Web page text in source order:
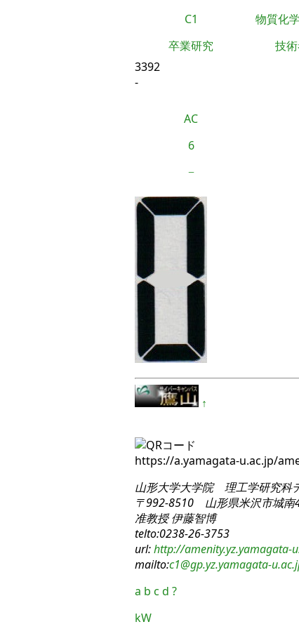
C1 物質化
卒業研究
技
3392
-
AC
6
−
↑
https://a.yamagata-u.ac.jp/
山形大学大学院 理工学研究科
〒992-8510 山形県米沢市城南
准教授 伊藤智博
telto:0238-26-3753
url:http://amenity.yz.yamagata-
mailto:c1@gp.yz.yamagata-
a b c d ?
kW